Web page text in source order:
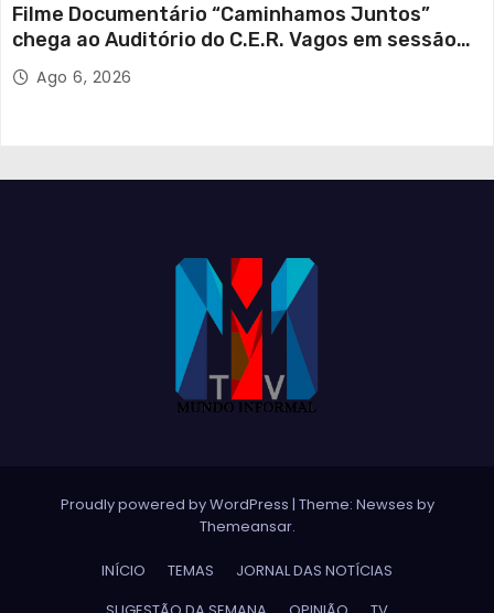
Filme Documentário “Caminhamos Juntos”
chega ao Auditório do C.E.R. Vagos em sessão
solidária
Ago 6, 2026
Proudly powered by WordPress | Theme: Newses by
Themeansar.
INÍCIO TEMAS
JORNAL DAS NOTÍCIAS